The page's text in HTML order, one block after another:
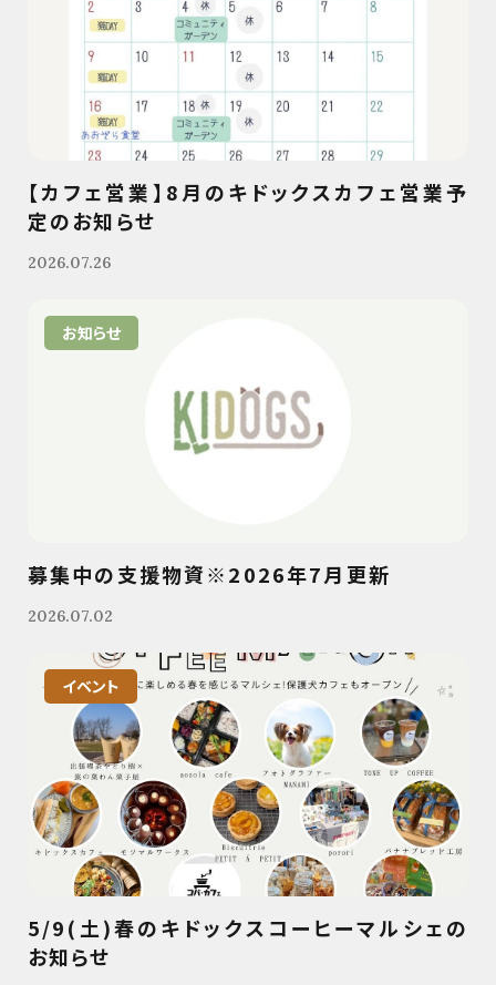
【カフェ営業】8月のキドックスカフェ営業予
定のお知らせ
2026.07.26
お知らせ
募集中の支援物資※2026年7月更新
2026.07.02
イベント
5/9(土)春のキドックスコーヒーマルシェの
お知らせ